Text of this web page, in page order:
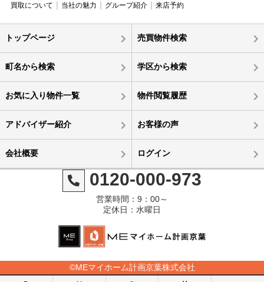
買取について
当社の魅力 グループ紹介 来店予約
トップページ 売買物件検索
町名から検索 学区から検索
お気に入り物件一覧 物件閲覧履歴
アドバイザー紹介 お客様の声
会社概要 ログイン
0120-000-973
営業時間：9：00～
定休日：水曜日
©MEマイホーム計画京葉株式会社